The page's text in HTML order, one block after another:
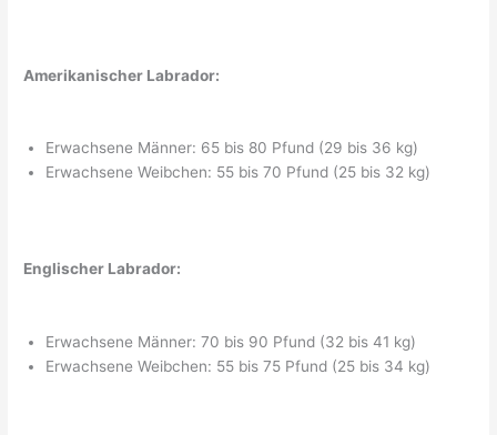
Amerikanischer Labrador:
Erwachsene Männer: 65 bis 80 Pfund (29 bis 36 kg)
Erwachsene Weibchen: 55 bis 70 Pfund (25 bis 32 kg)
Englischer Labrador:
Erwachsene Männer: 70 bis 90 Pfund (32 bis 41 kg)
Erwachsene Weibchen: 55 bis 75 Pfund (25 bis 34 kg)